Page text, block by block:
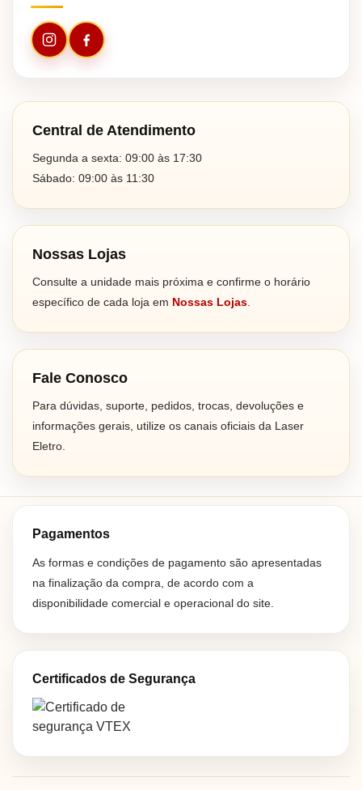
Central de Atendimento
Segunda a sexta: 09:00 às 17:30
Sábado: 09:00 às 11:30
Nossas Lojas
Consulte a unidade mais próxima e confirme o horário
específico de cada loja em Nossas Lojas
Fale Conosco
Para dúvidas, suporte, pedidos, trocas, devoluções e
informações gerais, utilize os canais oficiais da Laser
Eletro.
Pagamentos
As formas e condições de pagamento são apresentadas
na finalização da compra, de acordo com a
disponibilidade comercial e operacional do site.
Certificados de Segurança